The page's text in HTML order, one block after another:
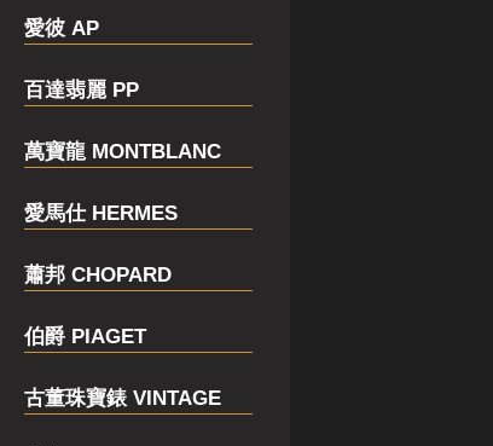
愛彼 AP
百達翡麗 PP
萬寶龍 MONTBLANC
愛馬仕 HERMES
蕭邦 CHOPARD
伯爵 PIAGET
古董珠寶錶 VINTAGE